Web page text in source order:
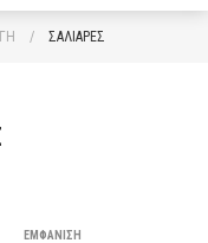
/ ΣΑΛΙΑΡΕΣ
ΕΜΦΆΝΙΣΗ